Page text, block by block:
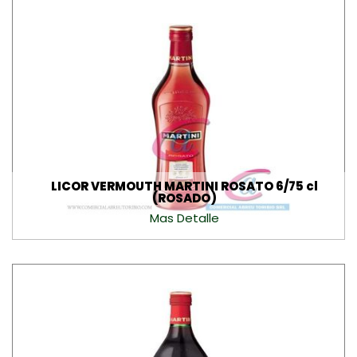
LICOR VERMOUTH MARTINI ROSATO 6/75 cl
(ROSADO)
Mas Detalle